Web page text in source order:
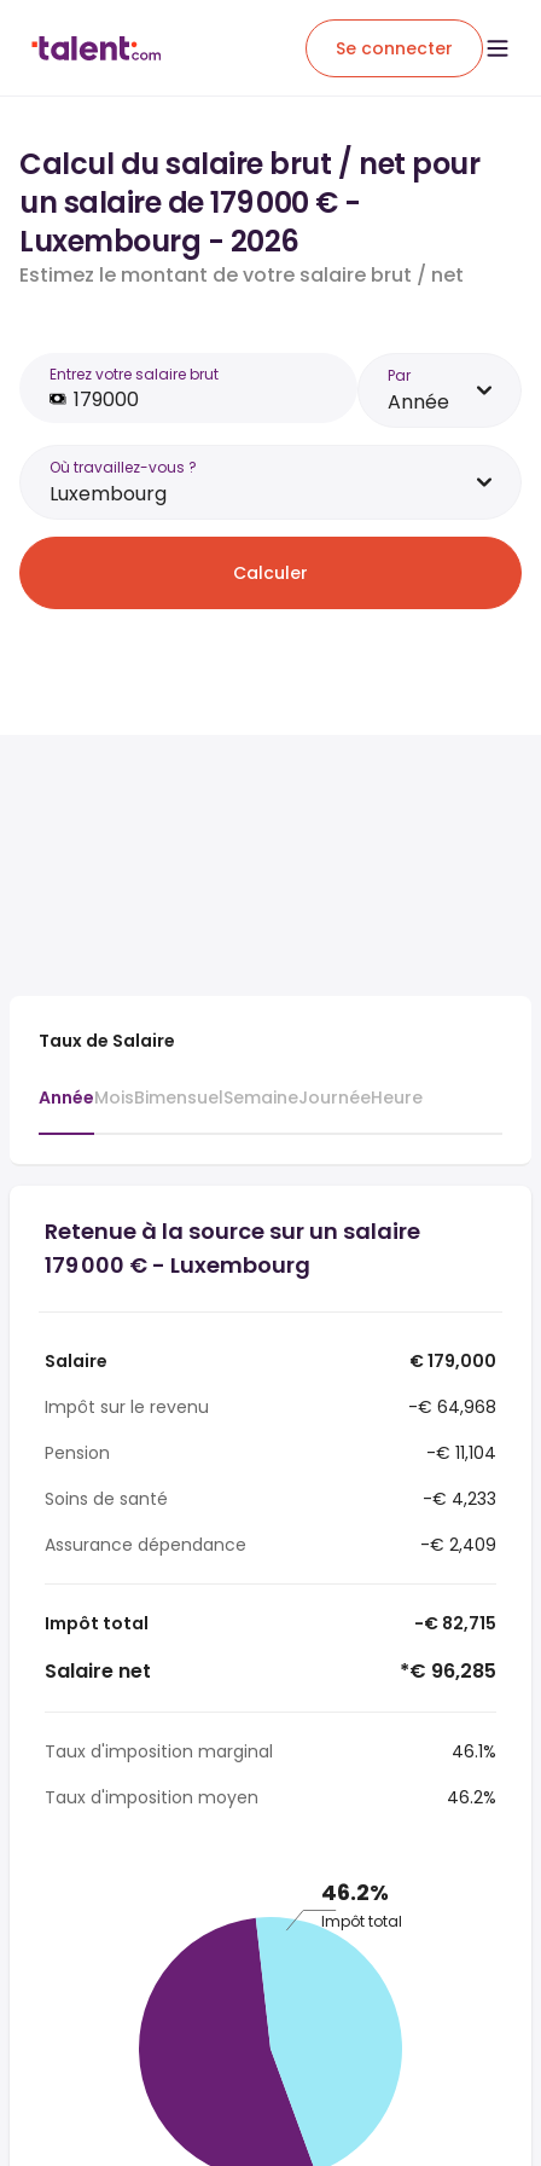
Se connecter
Calcul du salaire brut / net pour
un salaire de 179 000 € -
Luxembourg - 2026
Estimez le montant de votre salaire brut / net
Entrez votre salaire brut Par
Année
Où travaillez-vous ?
Luxembourg
Calculer
Taux de Salaire
AnnéeMoisBimensuelSemaineJournéeHeure
Retenue à la source sur un salaire
179 000 € - Luxembourg
Salaire
€ 179,000
Impôt sur le revenu
-€ 64,968
Pension
-€ 11,104
Soins de santé
-€ 4,233
Assurance dépendance
-€ 2,409
Impôt total -€ 82,715
Salaire net *€ 96,285
Taux d'imposition marginal
46.1%
Taux d'imposition moyen
46.2%
46.2%
Impôt total